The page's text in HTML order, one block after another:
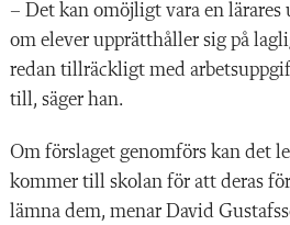
– Det kan omöjligt vara en
om elever upprätthåller sig på
redan tillräckligt med
till, säger han.
Om förslaget genomförs kan det
kommer till skolan för att deras
lämna dem, menar David